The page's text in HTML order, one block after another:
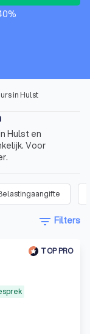
in Hulst
Hulst en
Voor
filter_list Filters
TOP PRO